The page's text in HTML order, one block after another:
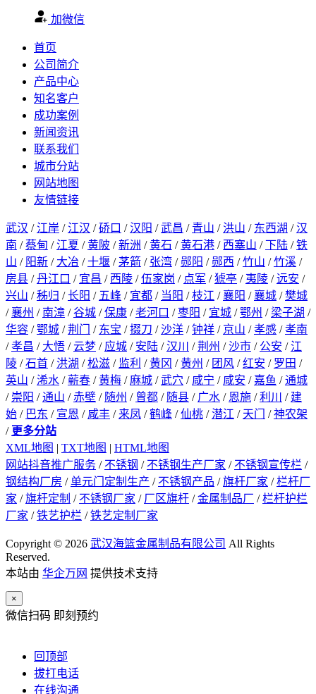
加微信
首页
公司简介
产品中心
知名客户
成功案例
新闻资讯
联系我们
城市分站
网站地图
友情链接
武汉 / 江岸 / 江汉 /硚口 /汉阳 /武昌 / 青山 / 洪山 / 东西湖 /汉
南 /蔡甸 / 江夏 /黄陂 /新洲 /黄石 /黄石港 / 西塞山 /下陆 /铁
山 / 阳新 / 大冶 /十堰 /茅箭 / 张湾 / 郧阳 / 郧西 /竹山 /竹溪 /
房县 /丹江口 / 宜昌 / 西陵 /伍家岗 / 点军 /猇亭 / 夷陵 /远安 /
兴山 /秭归 /长阳 / 五峰 / 宜都 / 当阳 /枝江 /襄阳 /襄城 /樊城
/襄州 / 南漳 /谷城 /保康 /老河口 /枣阳 / 宜城 /鄂州 / 梁子湖 /
华容 /鄂城 /荆门 / 东宝 /掇刀 /沙洋 /钟祥 / 京山 /孝感 /孝南
/孝昌 / 大悟 /云梦 / 应城 / 安陆 /汉川 /荆州 /沙市 / 公安 / 江
陵 /石首 / 洪湖 /松滋 / 监利 /黄冈 /黄州 / 团风 /红安 / 罗田 /
英山 /浠水 /蕲春 /黄梅 / 麻城 /武穴 / 咸宁 / 咸安 / 嘉鱼 /通城
/ 崇阳 /通山 /赤壁 / 随州 / 曾都 / 随县 / 广水 / 恩施 /利川 / 建
始 / 巴东 / 宣恩 / 咸丰 / 来凤 /鹤峰 /仙桃 /潜江 / 天门 /神农架
/ 更多分站
XML地图 | TXT地图 | HTML地图
网站抖音推广服务 / 不锈钢 / 不锈钢生产厂家 / 不锈钢宣传栏 /
钢结构厂房 /单元门定制生产 / 不锈钢产品 /旗杆厂家 /栏杆厂
家 /旗杆定制 / 不锈钢厂家 / 厂区旗杆 /金属制品厂 /栏杆护栏
厂家 /铁艺护栏 /铁艺定制厂家
Copyright © 2026 武汉海篮金属制品有限公司 All Rights
Reserved.
本站由 华企万网 提供技术支持
×
微信扫码 即刻预约
回顶部
拔打电话
在线沟通